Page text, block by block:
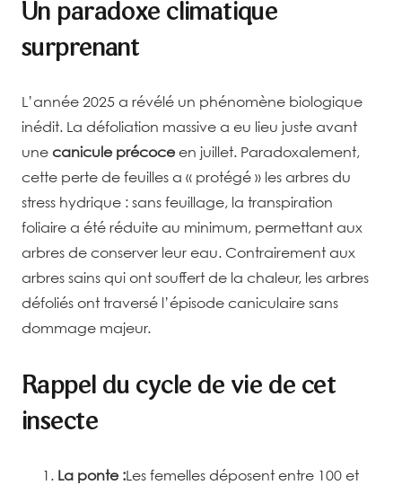
Un paradoxe climatique
surprenant
L’année 2025 a révélé un phénomène biologique
inédit. La défoliation massive a eu lieu juste avant
une canicule précoceen juillet. Paradoxalement,
cette perte de feuilles a « protégé » les arbres du
stress hydrique : sans feuillage, la transpiration
foliaire a été réduite au minimum, permettant aux
arbres de conserver leur eau. Contrairement aux
arbres sains qui ont souffert de la chaleur, les arbres
défoliés ont traversé l’épisode caniculaire sans
dommage majeur.
Rappel du cycle de vie de cet
insecte
La ponte :Les femelles déposent entre 100 et